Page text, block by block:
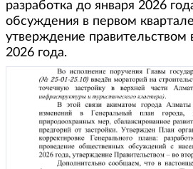
разработка до января 2026
обсуждения в первом
утверждение правительством
2026 года.